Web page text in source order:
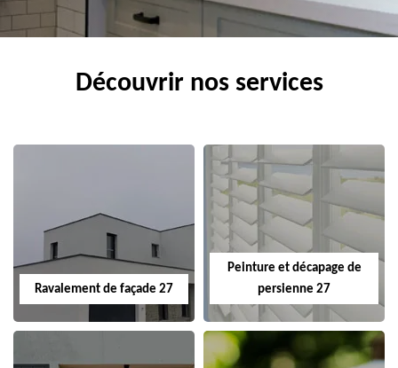
Découvrir nos services
Ravalement de façade 27
Peinture et décapage de
persienne 27